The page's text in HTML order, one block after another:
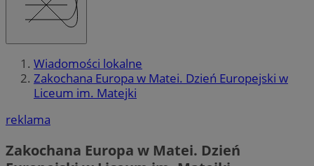
Wiadomości lokalne
Zakochana Europa w Matei. Dzień Europejski w
Liceum im. Matejki
reklama
Zakochana Europa w Matei. Dzień